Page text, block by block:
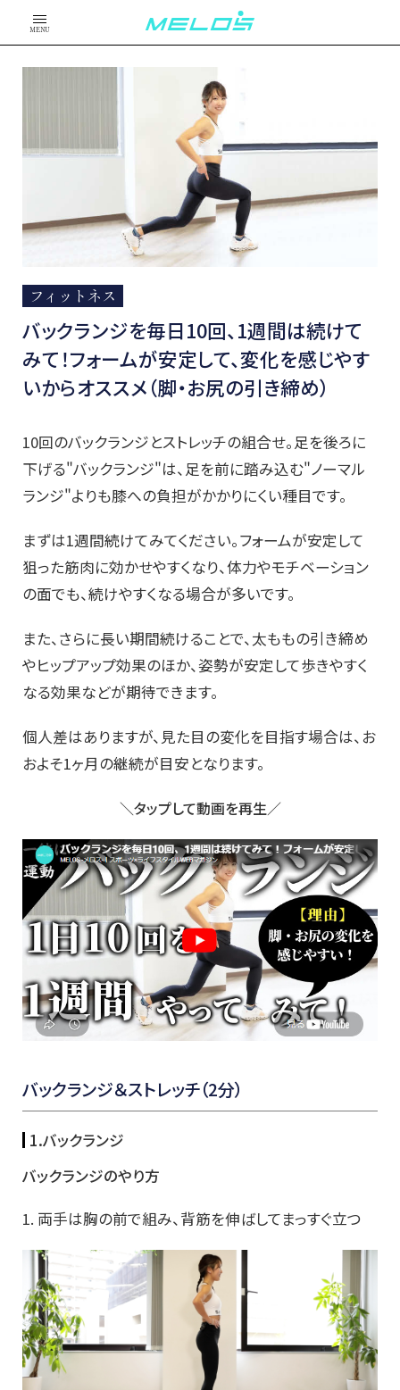
MENU
フィットネス
バックランジを毎日10回、1週間は続けて
みて！フォームが安定して、変化を感じやす
いからオススメ（脚・お尻の引き締め）
10回のバックランジとストレッチの組合せ。足を後ろに
下げる"バックランジ"は、足を前に踏み込む"ノーマル
ランジ"よりも膝への負担がかかりにくい種目です。
まずは1週間続けてみてください。フォームが安定して
狙った筋肉に効かせやすくなり、体力やモチベーション
の面でも、続けやすくなる場合が多いです。
また、さらに長い期間続けることで、太ももの引き締め
やヒップアップ効果のほか、姿勢が安定して歩きやすく
なる効果などが期待できます。
個人差はありますが、見た目の変化を目指す場合は、お
およそ1ヶ月の継続が目安となります。
＼タップして動画を再生／
バックランジ＆ストレッチ（2分）
1.バックランジ
バックランジのやり方
1. 両手は胸の前で組み、背筋を伸ばしてまっすぐ立つ